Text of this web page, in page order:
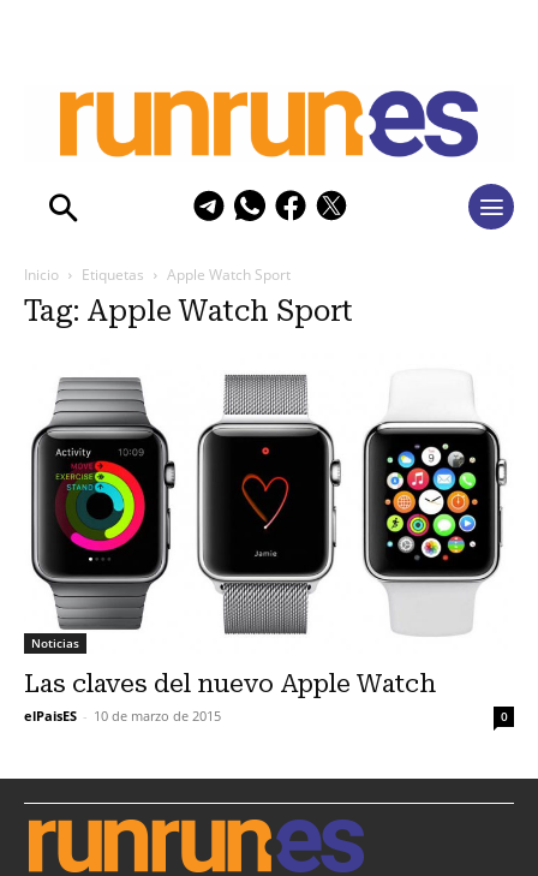
Inicio Etiquetas Apple Watch Sport
Tag: Apple Watch Sport
Noticias
Las claves del nuevo Apple Watch
elPaisES - 10 de marzo de 2015 0